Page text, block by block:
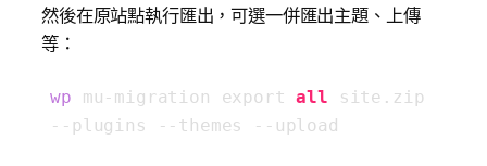
然後在原站點執行匯出，可選一併匯出主題、上傳
等：
wp mu-migration export all site.zip
--plugins --themes --upload